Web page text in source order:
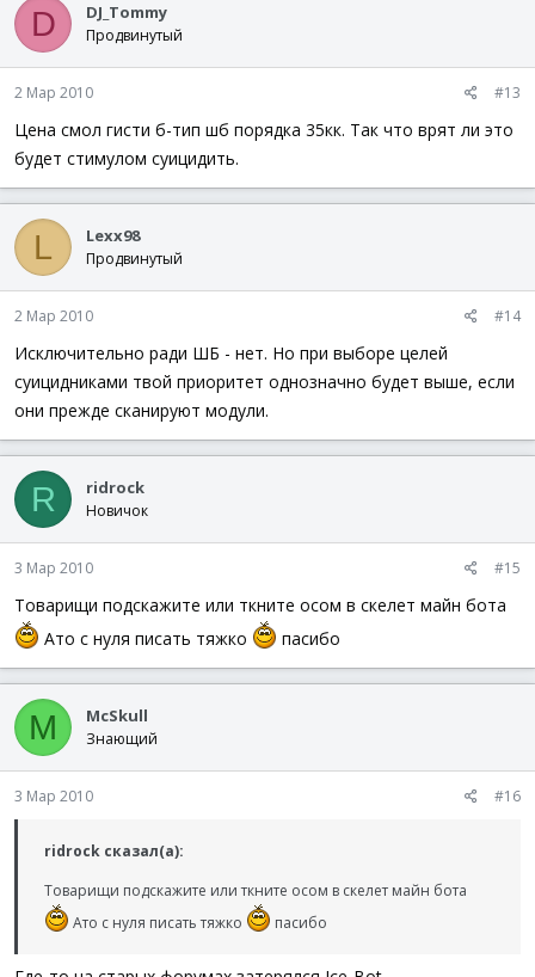
D DJ_Tommy
Продвинутый
2 Мар 2010 #13
Цена смол гисти б-тип шб порядка 35кк. Так что врят ли это
будет стимулом суицидить.
L Lexx98
Продвинутый
2 Мар 2010 #14
Исключительно ради ШБ - нет. Но при выборе целей
суицидниками твой приоритет однозначно будет выше, если
они прежде сканируют модули.
R ridrock
Новичок
3 Мар 2010 #15
Товарищи подскажите или ткните осом в скелет майн бота
Ато с нуля писать тяжко
пасибо
M McSkull
Знающий
3 Мар 2010 #16
ridrock сказал(а):
Товарищи подскажите или ткните осом в скелет майн бота
Ато с нуля писать тяжко
пасибо